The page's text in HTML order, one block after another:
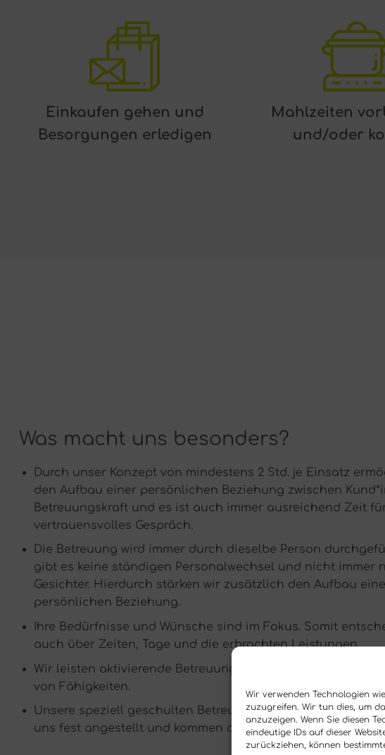
Wir verwenden Technologien
zuzugreifen. Wir tun dies, um
anzuzeigen. Wenn Sie diesen
eindeutige IDs auf dieser
zurückziehen, können
Einkaufen gehen und
Besorgungen erledigen
Mahlzeiten
und/oder
Was macht uns besonders?
Durch unser Konzept von mindestens 2 Std. je Einsatz
den Aufbau einer persönlichen Beziehung zwischen
Betreuungskraft und es ist auch immer ausreichend Zeit
vertrauensvolles Gespräch.
Die Betreuung wird immer durch dieselbe Person
gibt es keine ständigen Personalwechsel und nicht immer
Gesichter. Hierdurch stärken wir zusätzlich den Aufbau
persönlichen Beziehung.
Ihre Bedürfnisse und Wünsche sind im Fokus. Somit
auch über Zeiten, Tage und die erbrachten Leistungen.
Wir leisten aktivierende Betreuung, somit ist unser Ziel die
von Fähigkeiten.
Unsere speziell geschulten Betreuungskräfte sind
uns fest angestellt und kommen aus der Umgebung.